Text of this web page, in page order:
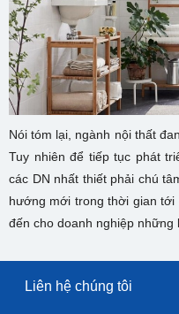
Nói tóm lại, ngành nội thất
Tuy nhiên để tiếp tục phát
các DN nhất thiết phải chú
hướng mới trong thời gian tới
đến cho doanh nghiệp những
Liên hệ chúng tôi